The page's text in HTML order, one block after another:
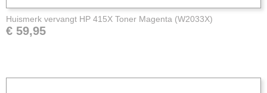
Huismerk vervangt HP 415X Toner Magenta (W2033X)
€ 59,95